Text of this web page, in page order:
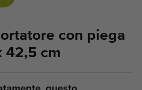
con piega
42,5 cm